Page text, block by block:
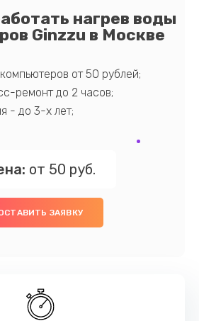
нагрев воды
Ginzzu в Москве
от 50 рублей;
ремонт до 2 часов;
- до 3-х лет;
от 50 руб.
ЗАЯВКУ